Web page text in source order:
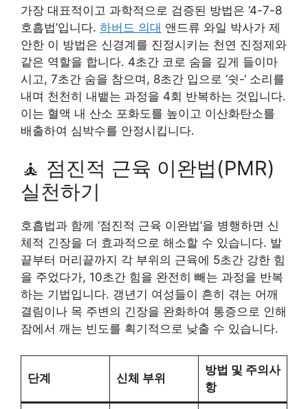
가장 대표적이고 과학적으로 검증된 방법은 ‘4-7-8
호흡법’입니다. 하버드 의대 앤드류 와일 박사가 제
안한 이 방법은 신경계를 진정시키는 천연 진정제와
같은 역할을 합니다. 4초간 코로 숨을 깊게 들이마
시고, 7초간 숨을 참으며, 8초간 입으로 ‘쉿-‘ 소리를
내며 천천히 내뱉는 과정을 4회 반복하는 것입니다.
이는 혈액 내 산소 포화도를 높이고 이산화탄소를
배출하여 심박수를 안정시킵니다.
🧘 점진적 근육 이완법(PMR)
실천하기
호흡법과 함께 ‘점진적 근육 이완법’을 병행하면 신
체적 긴장을 더 효과적으로 해소할 수 있습니다. 발
끝부터 머리끝까지 각 부위의 근육에 5초간 강한 힘
을 주었다가, 10초간 힘을 완전히 빼는 과정을 반복
하는 기법입니다. 갱년기 여성들이 흔히 겪는 어깨
결림이나 목 주변의 긴장을 완화하여 통증으로 인해
잠에서 깨는 빈도를 획기적으로 낮출 수 있습니다.
단계 신체 부위
방법 및 주의사
항